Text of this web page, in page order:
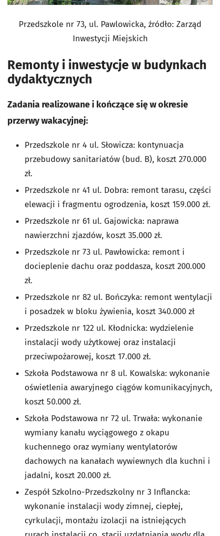
Przedszkole nr 73, ul. Pawlowicka, źródło: Zarząd
Inwestycji Miejskich
Remonty i inwestycje w budynkach
dydaktycznych
Zadania realizowane i kończące się w okresie
przerwy wakacyjnej:
Przedszkole nr 4 ul. Słowicza: kontynuacja
przebudowy sanitariatów (bud. B), koszt 270.000
zł.
Przedszkole nr 41 ul. Dobra: remont tarasu, części
elewacji i fragmentu ogrodzenia, koszt 159.000 zł.
Przedszkole nr 61 ul. Gajowicka: naprawa
nawierzchni zjazdów, koszt 35.000 zł.
Przedszkole nr 73 ul. Pawłowicka: remont i
docieplenie dachu oraz poddasza, koszt 200.000
zł.
Przedszkole nr 82 ul. Bończyka: remont wentylacji
i posadzek w bloku żywienia, koszt 340.000 zł
Przedszkole nr 122 ul. Kłodnicka: wydzielenie
instalacji wody użytkowej oraz instalacji
przeciwpożarowej, koszt 17.000 zł.
Szkoła Podstawowa nr 8 ul. Kowalska: wykonanie
oświetlenia awaryjnego ciągów komunikacyjnych,
koszt 50.000 zł.
Szkoła Podstawowa nr 72 ul. Trwała: wykonanie
wymiany kanału wyciągowego z okapu
kuchennego oraz wymiany wentylatorów
dachowych na kanałach wywiewnych dla kuchni i
jadalni, koszt 20.000 zł.
Zespół Szkolno-Przedszkolny nr 3 Inflancka:
wykonanie instalacji wody zimnej, ciepłej,
cyrkulacji, montażu izolacji na istniejących